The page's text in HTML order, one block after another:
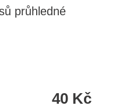
průhledné
40 Kč